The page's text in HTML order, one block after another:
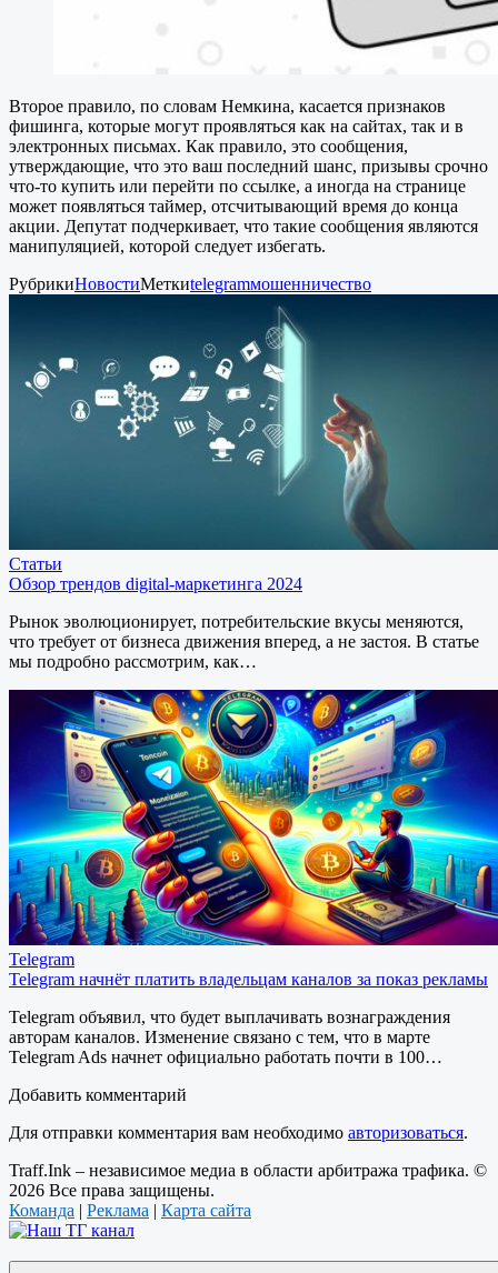
Второе правило, по словам Немкина, касается признаков
фишинга, которые могут проявляться как на сайтах, так и в
электронных письмах. Как правило, это сообщения,
утверждающие, что это ваш последний шанс, призывы срочно
что-то купить или перейти по ссылке, а иногда на странице
может появляться таймер, отсчитывающий время до конца
акции. Депутат подчеркивает, что такие сообщения являются
манипуляцией, которой следует избегать.
РубрикиНовостиМеткиtelegramмошенничество
Статьи
Обзор трендов digital-маркетинга 2024
Рынок эволюционирует, потребительские вкусы меняются,
что требует от бизнеса движения вперед, а не застоя. В статье
мы подробно рассмотрим, как…
Telegram
Telegram начнёт платить владельцам каналов за показ рекламы
Telegram объявил, что будет выплачивать вознаграждения
авторам каналов. Изменение связано с тем, что в марте
Telegram Ads начнет официально работать почти в 100…
Добавить комментарий
Для отправки комментария вам необходимо авторизоваться.
Traff.Ink – независимое медиа в области арбитража трафика. ©
2026 Все права защищены.
Команда | Реклама | Карта сайта